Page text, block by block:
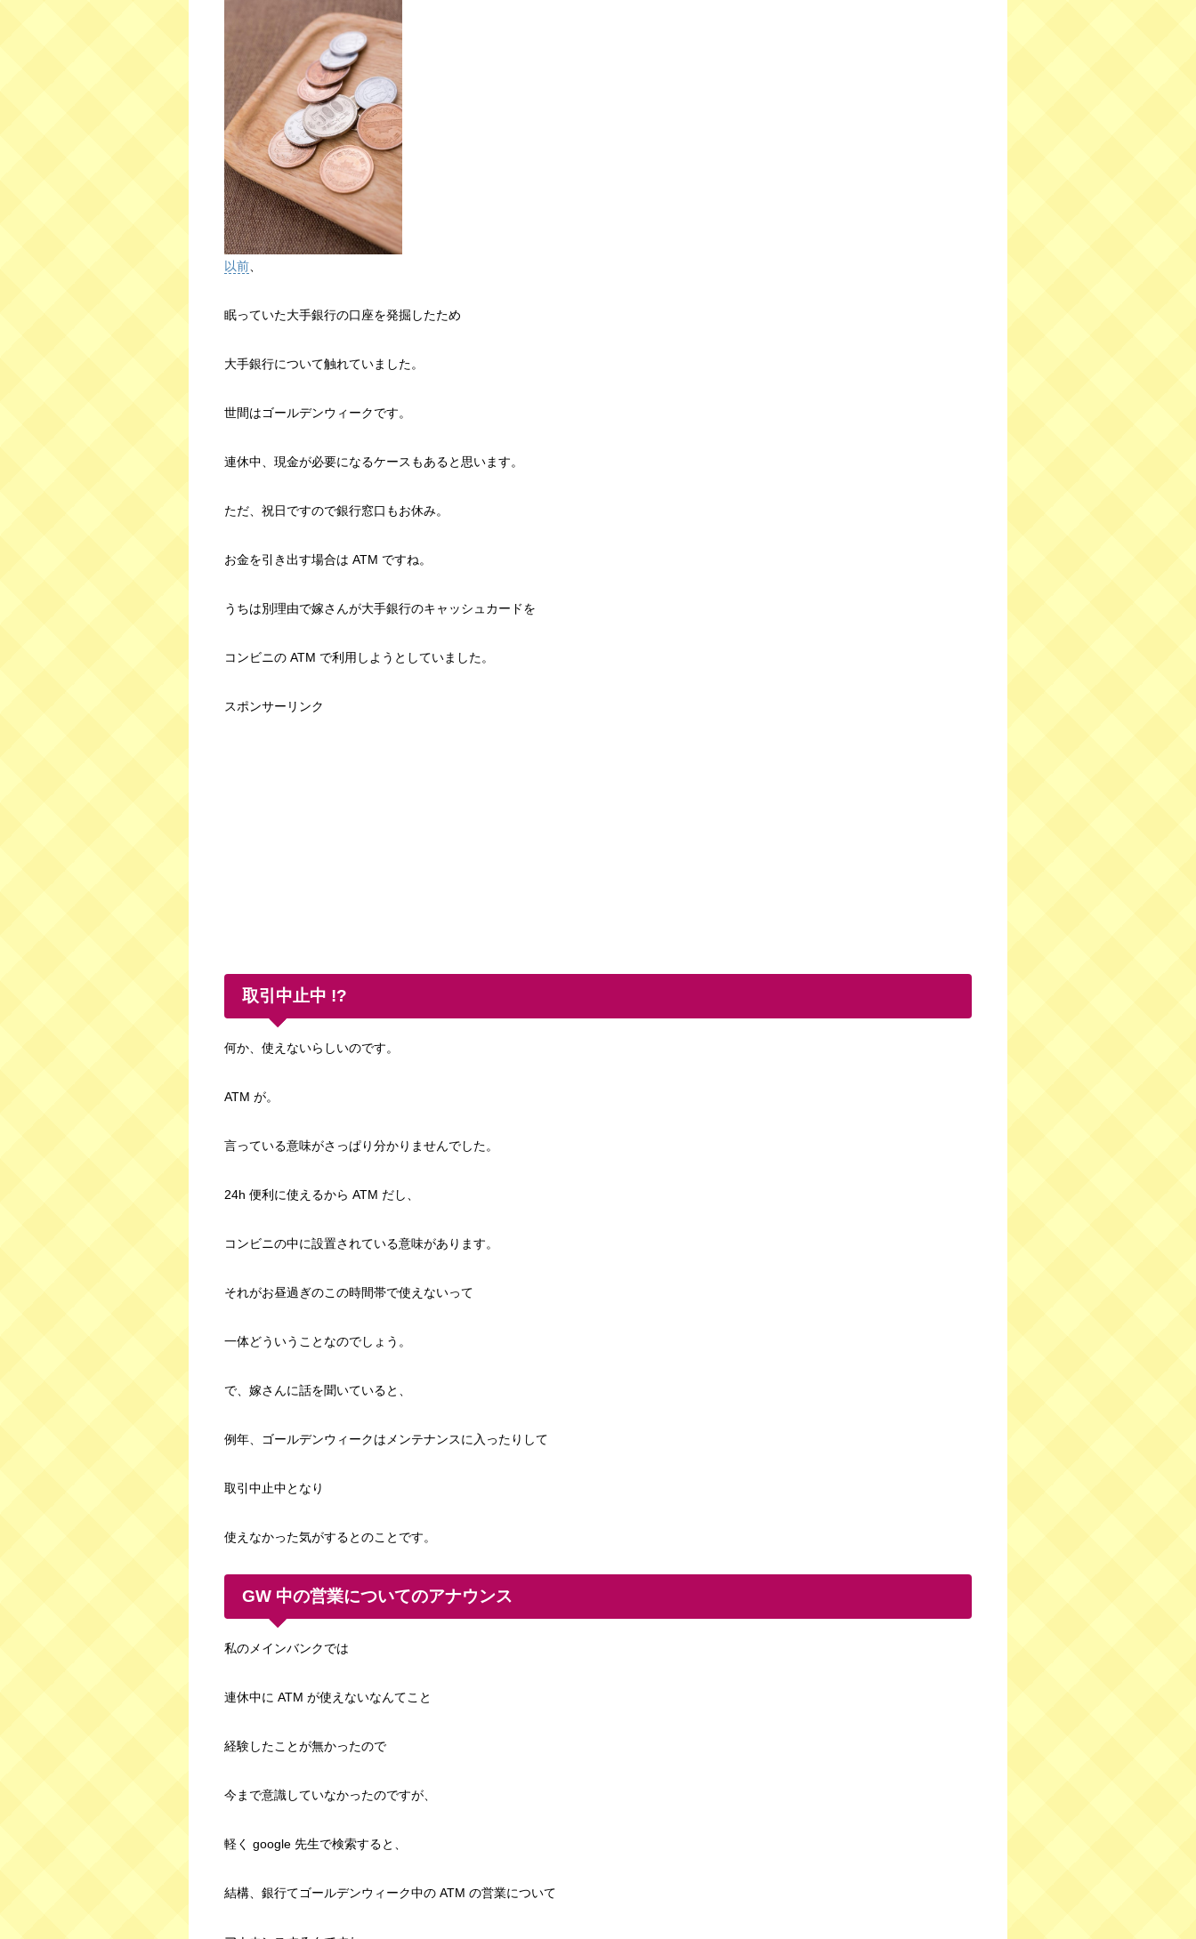
以前、
眠っていた大手銀行の口座を発掘したため
大手銀行について触れていました。
世間はゴールデンウィークです。
連休中、現金が必要になるケースもあると思います。
ただ、祝日ですので銀行窓口もお休み。
お金を引き出す場合は ATM ですね。
うちは別理由で嫁さんが大手銀行のキャッシュカードを
コンビニの ATM で利用しようとしていました。
スポンサーリンク
取引中止中 !?
何か、使えないらしいのです。
ATM が。
言っている意味がさっぱり分かりませんでした。
24h 便利に使えるから ATM だし、
コンビニの中に設置されている意味があります。
それがお昼過ぎのこの時間帯で使えないって
一体どういうことなのでしょう。
で、嫁さんに話を聞いていると、
例年、ゴールデンウィークはメンテナンスに入ったりして
取引中止中となり
使えなかった気がするとのことです。
GW 中の営業についてのアナウンス
私のメインバンクでは
連休中に ATM が使えないなんてこと
経験したことが無かったので
今まで意識していなかったのですが、
軽く google 先生で検索すると、
結構、銀行てゴールデンウィーク中の ATM の営業について